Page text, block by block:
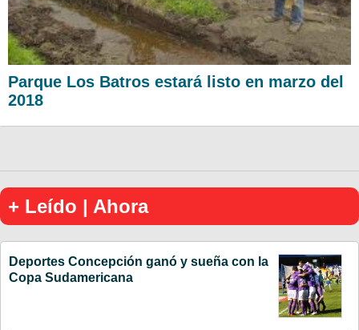
Parque Los Batros estará listo en marzo del
2018
+ Leído | Ahora
Deportes Concepción ganó y sueña con la
Copa Sudamericana